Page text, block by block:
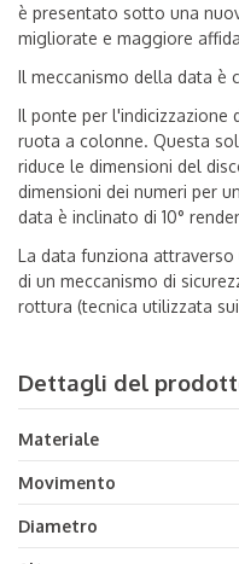
è presentato sotto una
migliorate e maggiore
Il meccanismo della data è
Il ponte per l'indicizzazione
ruota a colonne. Questa
riduce le dimensioni del
dimensioni dei numeri per
data è inclinato di 10°
La data funziona
di un meccanismo di
rottura (tecnica utilizzata
Dettagli del
Materiale
Movimento
Diametro